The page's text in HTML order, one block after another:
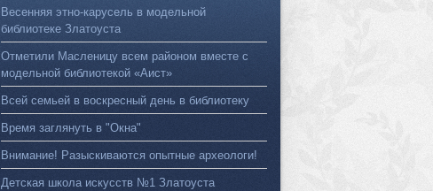
Весенняя этно-карусель в модельной
библиотеке Златоуста
Отметили Масленицу всем районом вместе с
модельной библиотекой «Аист»
Всей семьей в воскресный день в библиотеку
Время заглянуть в "Окна"
Внимание! Разыскиваются опытные археологи!
Детская школа искусств №1 Златоуста